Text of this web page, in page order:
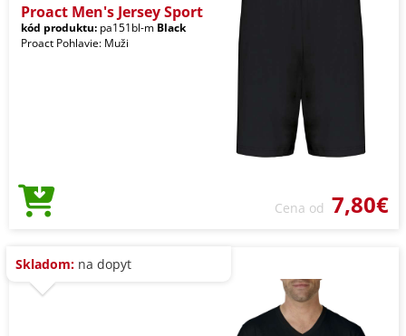
Proact Men's Jersey Sport
kód produktu: pa151bl-m Black
Proact Pohlavie: Muži
Cena od 7,80€
Skladom: na dopyt